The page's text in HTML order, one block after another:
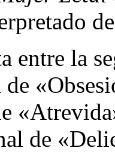
entre la
de